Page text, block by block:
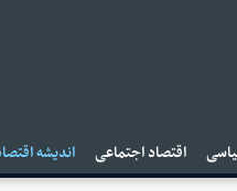
اقتصاد اجتماعی اندیشه